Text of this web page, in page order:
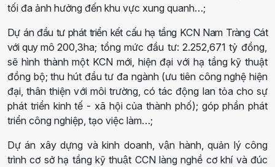
tối đa ảnh hưởng đến khu vực xung quanh…;
Dự án đầu tư phát triển kết cấu hạ tầng KCN Nam Tràng Cát
với quy mô200,3ha; tổng mức đầu tư: 2.252,671 tỷ đồng,
sẽ hình thànhmột KCN mới, hiện đại với hạ tầng kỹ thuật
đồng bộ; thu hút đầu tư đa ngành (ưu tiên công nghệ hiện
đại, thân thiện với môi trường, có tác động lan tỏa cho sự
phát triển kinh tế - xã hội của thành phố); góp phần phát
triển công nghiệp, tạo việc làm…;
Dự án xây dựng và kinh doanh, vận hành, quản lý công
trình cơ sở hạ tầng kỹ thuật CCNlàng nghề cơ khí và đúc